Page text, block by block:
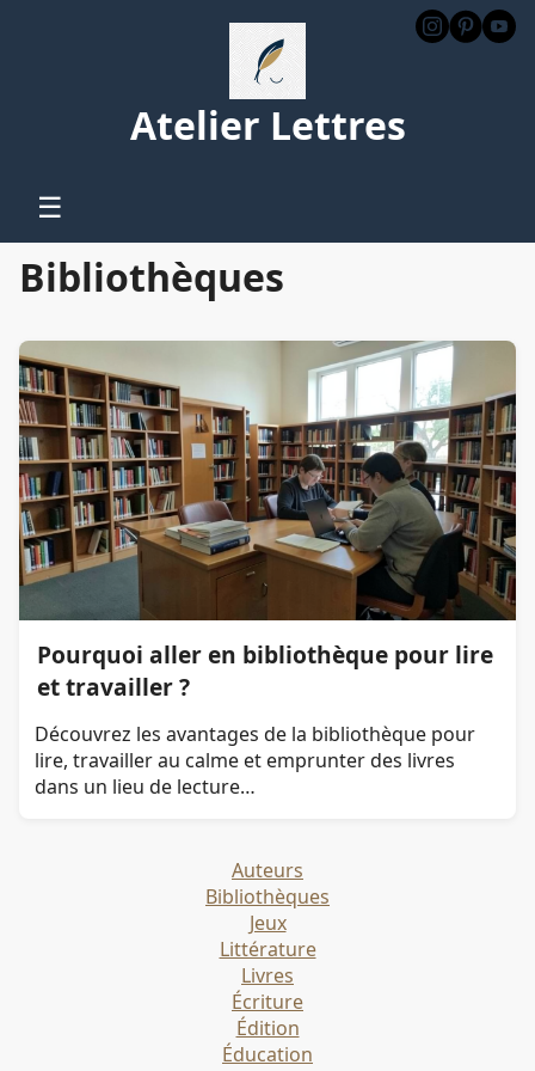
Atelier Lettres
☰
Bibliothèques
Pourquoi aller en bibliothèque pour lire
et travailler ?
Découvrez les avantages de la bibliothèque pour
lire, travailler au calme et emprunter des livres
dans un lieu de lecture…
Auteurs
Bibliothèques
Jeux
Littérature
Livres
Écriture
Édition
Éducation